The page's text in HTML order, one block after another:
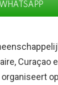
WHATSAPP
Curaçao